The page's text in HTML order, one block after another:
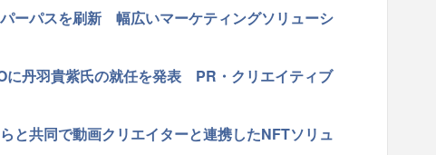
ーパスを刷新 幅広いマーケティングソリューシ
に丹羽貴紫氏の就任を発表 PR・クリエイティブ
と共同で動画クリエイターと連携したNFTソリュ